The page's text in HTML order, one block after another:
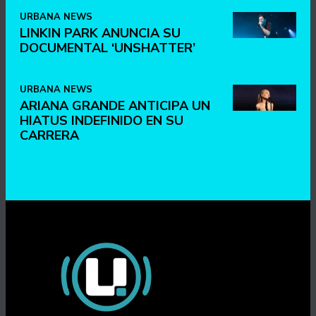
URBANA NEWS
LINKIN PARK ANUNCIA SU
DOCUMENTAL ‘UNSHATTER’
URBANA NEWS
ARIANA GRANDE ANTICIPA UN
HIATUS INDEFINIDO EN SU
CARRERA